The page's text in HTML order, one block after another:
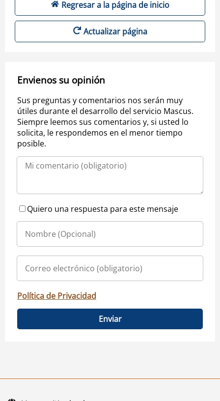
Regresar a la página de inicio
Actualizar página
Envienos su opinión
Sus preguntas y comentarios nos serán muy
útiles durante el desarrollo del servicio Mascus.
Siempre leemos sus comentarios y, si usted lo
solicita, le respondemos en el menor tiempo
posible.
Quiero una respuesta para este mensaje
Política de Privacidad
Enviar